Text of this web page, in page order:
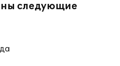
следующие